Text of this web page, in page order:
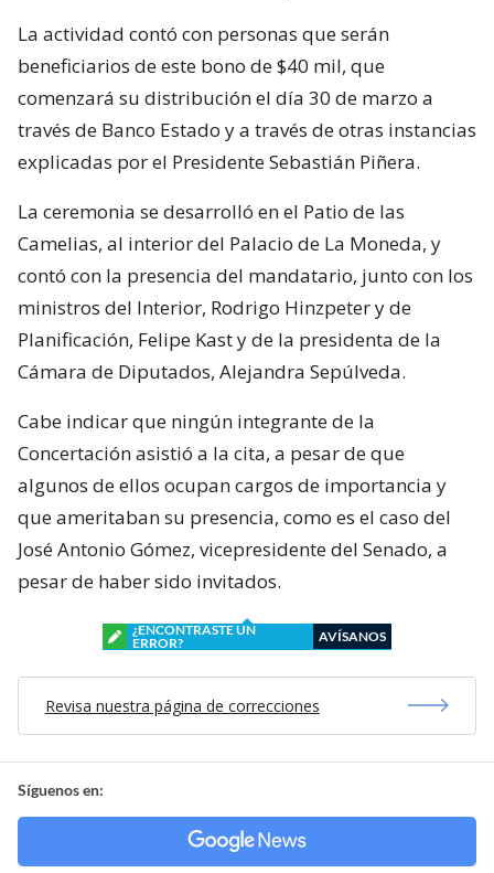
La actividad contó con personas que serán
beneficiarios de este bono de $40 mil, que
comenzará su distribución el día 30 de marzo a
través de Banco Estado y a través de otras instancias
explicadas por el Presidente Sebastián Piñera.
La ceremonia se desarrolló en el Patio de las
Camelias, al interior del Palacio de La Moneda, y
contó con la presencia del mandatario, junto con los
ministros del Interior, Rodrigo Hinzpeter y de
Planificación, Felipe Kast y de la presidenta de la
Cámara de Diputados, Alejandra Sepúlveda.
Cabe indicar que ningún integrante de la
Concertación asistió a la cita, a pesar de que
algunos de ellos ocupan cargos de importancia y
que ameritaban su presencia, como es el caso del
José Antonio Gómez, vicepresidente del Senado, a
pesar de haber sido invitados.
¿ENCONTRASTE UN
ERROR?
AVÍSANOS
Revisa nuestra página de correcciones
Síguenos en: